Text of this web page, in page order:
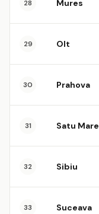
28 Mures
29 Olt
30 Prahova
31 Satu Mare
32 Sibiu
33 Suceava